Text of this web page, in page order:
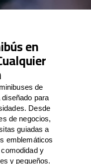
en
de
para
Desde
de negocios,
guiadas a
emblemáticos
y
y pequeños.